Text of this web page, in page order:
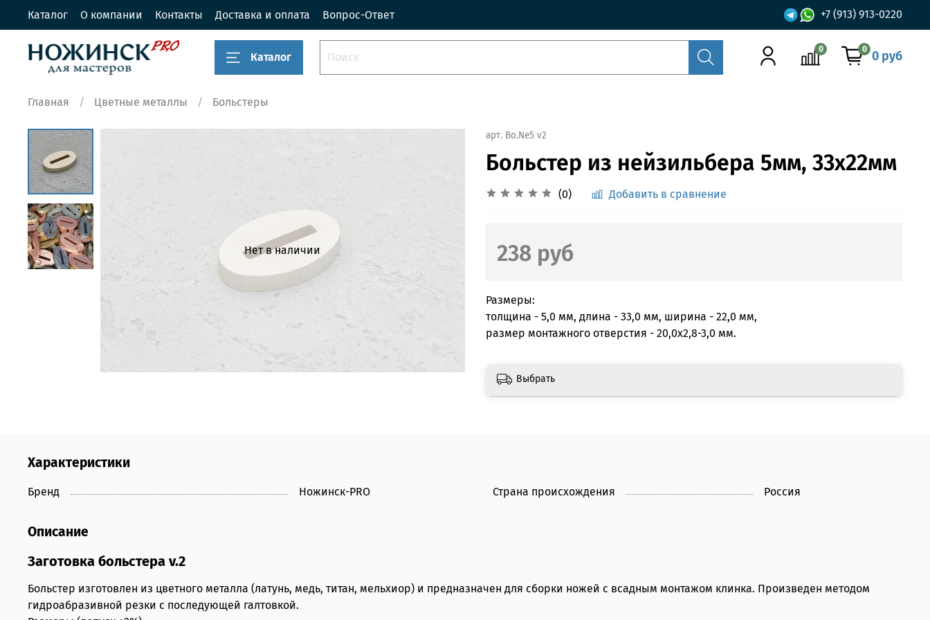
Каталог О компании Контакты Доставка и оплата Вопрос-Ответ +7 (913) 913-0220
Каталог
0 0 0 руб
Главная Цветные металлы Больстеры
Нет в наличии
арт. Bo.Ne5 v2
Больстер из нейзильбера 5мм, 33x22мм
(0) Добавить в сравнение
238 руб
Размеры:
толщина - 5,0 мм, длина - 33,0 мм, ширина - 22,0 мм,
размер монтажного отверстия - 20,0х2,8-3,0 мм.
Выбрать
Характеристики
Бренд Ножинск-PRO Страна происхождения Россия
Описание
Заготовка больстера v.2
Больстер изготовлен из цветного металла (латунь, медь, титан, мельхиор) и предназначен для сборки ножей с всадным монтажом клинка. Произведен методом
гидроабразивной резки с последующей галтовкой.